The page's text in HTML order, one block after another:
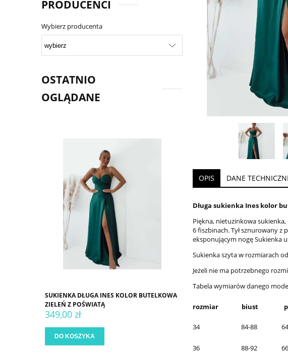
PRODUCENCI
Wybierz producenta
OSTATNIO
OGLĄDANE
SUKIENKA DŁUGA INES KOLOR BUTELKOWA
ZIELEŃ Z POŚWIATĄ
349,00 zł
DO KOSZYKA
OPIS DANE
Długa sukienka Ines kolor
Piękna, nietuzinkowa
6 fiszbinach. Tył sznurowany
eksponującym nogę Sukienka
Sukienka szyta w rozmiarach od
Jeżeli nie ma potrzebnego
Tabela wymiarów danego
rozmiar biust
34 84-88
36 88-92